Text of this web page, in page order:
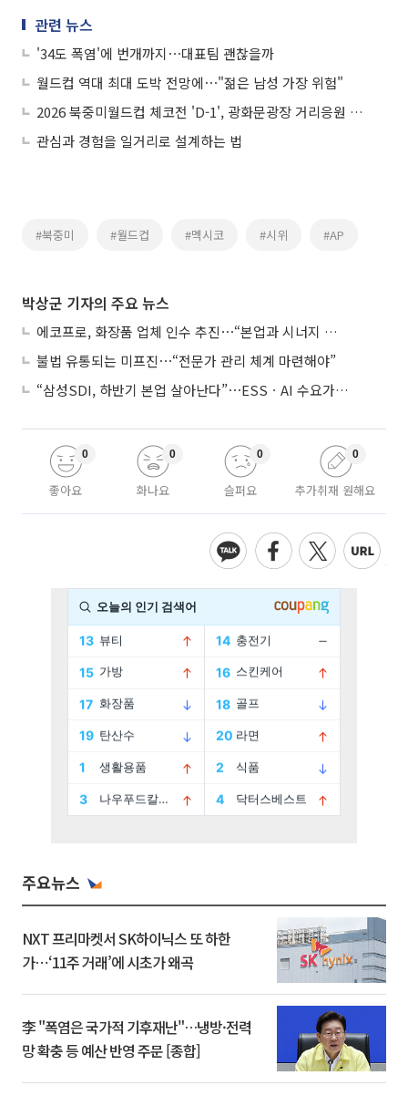
관련 뉴스
'34도 폭염'에 번개까지⋯대표팀 괜찮을까
월드컵 역대 최대 도박 전망에⋯"젊은 남성 가장 위험"
2026 북중미월드컵 체코전 'D-1', 광화문광장 거리응원 준비
관심과 경험을 일거리로 설계하는 법
#북중미 #월드컵 #멕시코 #시위 #AP
박상군 기자의 주요 뉴스
에코프로, 화장품 업체 인수 추진⋯“본업과 시너지 부족”
불법 유통되는 미프진⋯“전문가 관리 체계 마련해야”
“삼성SDI, 하반기 본업 살아난다”⋯ESSㆍAI 수요가 견인
좋아요
0
화나요
0
슬퍼요
0
추가취재 원해요
0
주요뉴스
NXT 프리마켓서 SK하이닉스 또 하한
가⋯‘11주 거래’에 시초가 왜곡
李 "폭염은 국가적 기후재난"…냉방·전력
망 확충 등 예산 반영 주문 [종합]